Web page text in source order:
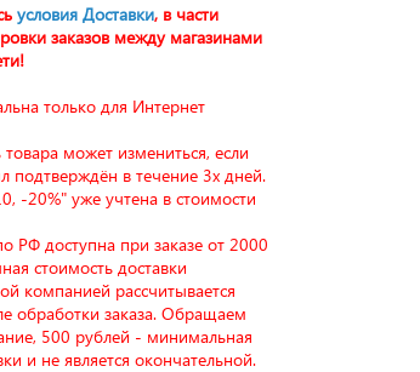
условия Доставки, в части
заказов между магазинами
только для Интернет
может измениться, если
подтверждён в течение 3х дней.
-20%" уже учтена в стоимости
РФ доступна при заказе от 2000
стоимость доставки
компанией рассчитывается
обработки заказа. Обращаем
500 рублей - минимальная
и не является окончательной.